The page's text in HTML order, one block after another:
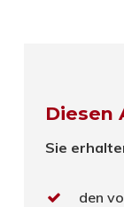
Diesen
Sie
den